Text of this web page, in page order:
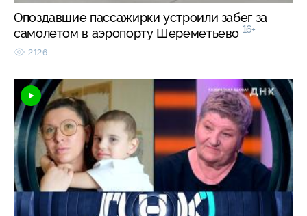
Опоздавшие пассажирки устроили забег за
самолетом в аэропорту Шереметьево 16+
2126